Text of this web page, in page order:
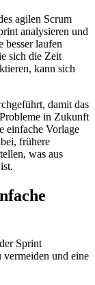
agilen Scrum
analysieren und
besser laufen
sich die Zeit
kann sich
damit das
in Zukunft
einfache Vorlage
frühere
was aus
Sprint
und eine